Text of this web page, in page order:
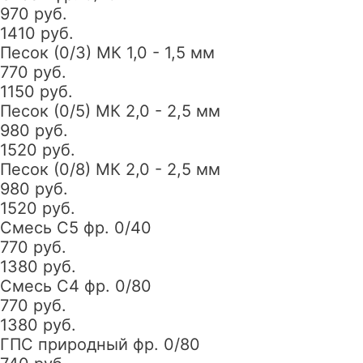
970 руб.
1410 руб.
Песок (0/3) МК 1,0 - 1,5 мм
770 руб.
1150 руб.
Песок (0/5) МК 2,0 - 2,5 мм
980 руб.
1520 руб.
Песок (0/8) МК 2,0 - 2,5 мм
980 руб.
1520 руб.
Смесь С5 фр. 0/40
770 руб.
1380 руб.
Смесь С4 фр. 0/80
770 руб.
1380 руб.
ГПС природный фр. 0/80